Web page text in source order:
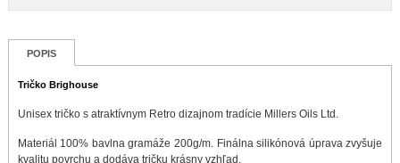
POPIS
Tričko Brighouse
Unisex tričko s atraktívnym Retro dizajnom tradície Millers Oils Ltd.
Materiál 100% bavlna gramáže 200g/m. Finálna silikónová úprava zvyšuje
kvalitu povrchu a dodáva tričku krásny vzhľad.